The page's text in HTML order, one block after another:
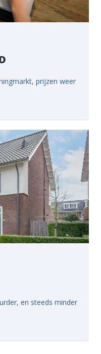
prijzen weer
en steeds minder